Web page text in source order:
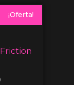
¡Oferta!